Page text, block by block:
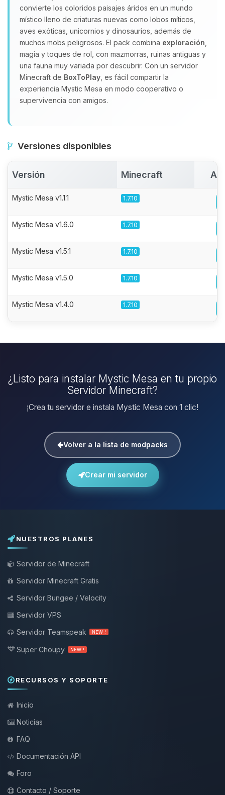
convierte los coloridos paisajes áridos en un mundo
místico lleno de criaturas nuevas como lobos míticos,
aves exóticas, unicornios y dinosaurios, además de
muchos mobs peligrosos. El pack combina exploración
magia y toques de rol, con mazmorras, ruinas antiguas y
una fauna muy variada por descubrir. Con un servidor
Minecraft de BoxToPlay , es fácil compartir la
experiencia Mystic Mesa en modo cooperativo o
supervivencia con amigos.
Versiones disponibles
Versión Minecraft
Mystic Mesa v1.1.1 1.7.10
Mystic Mesa v1.6.0 1.7.10
Mystic Mesa v1.5.1 1.7.10
Mystic Mesa v1.5.0 1.7.10
Mystic Mesa v1.4.0 1.7.10
¿Listo para instalar Mystic Mesa en tu propio
Servidor Minecraft?
¡Crea tu servidor e instala Mystic Mesa con 1 clic!
Volver a la lista de modpacks
Crear mi servidor
NUESTROS PLANES
Servidor de Minecraft
Servidor Minecraft Gratis
Servidor Bungee / Velocity
Servidor VPS
Servidor Teamspeak
NEW !
Super Choupy NEW !
RECURSOS Y SOPORTE
Inicio
Noticias
FAQ
Documentación API
Foro
Contacto / Soporte